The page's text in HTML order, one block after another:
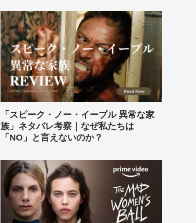
「スピーク・ノー・イーブル 異常な家
族」ネタバレ考察｜なぜ私たちは
「NO」と言えないのか？